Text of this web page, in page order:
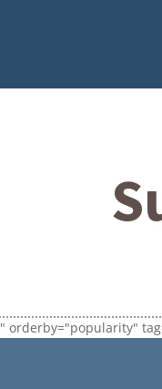
orderby="popularity"